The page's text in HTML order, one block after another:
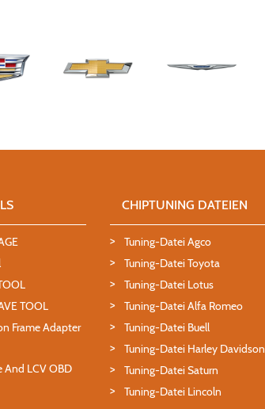
TOOL
Frame Adapter
And LCV OBD
CHIPTUNING DATEIEN
Tuning-Datei Agco
Tuning-Datei Toyota
Tuning-Datei Lotus
Tuning-Datei Alfa Romeo
Tuning-Datei Buell
Tuning-Datei Harley Davidson
Tuning-Datei Saturn
Tuning-Datei Lincoln